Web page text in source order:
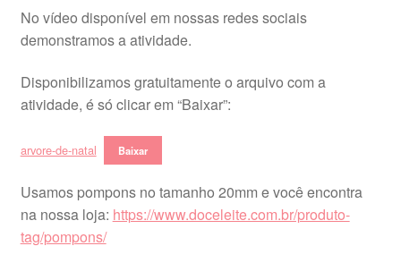
No vídeo disponível em nossas redes sociais
demonstramos a atividade.
Disponibilizamos gratuitamente o arquivo com a
atividade, é só clicar em “Baixar”:
arvore-de-natal Baixar
Usamos pompons no tamanho 20mm e você encontra
na nossa loja: https://www.doceleite.com.br/produto-
tag/pompons/